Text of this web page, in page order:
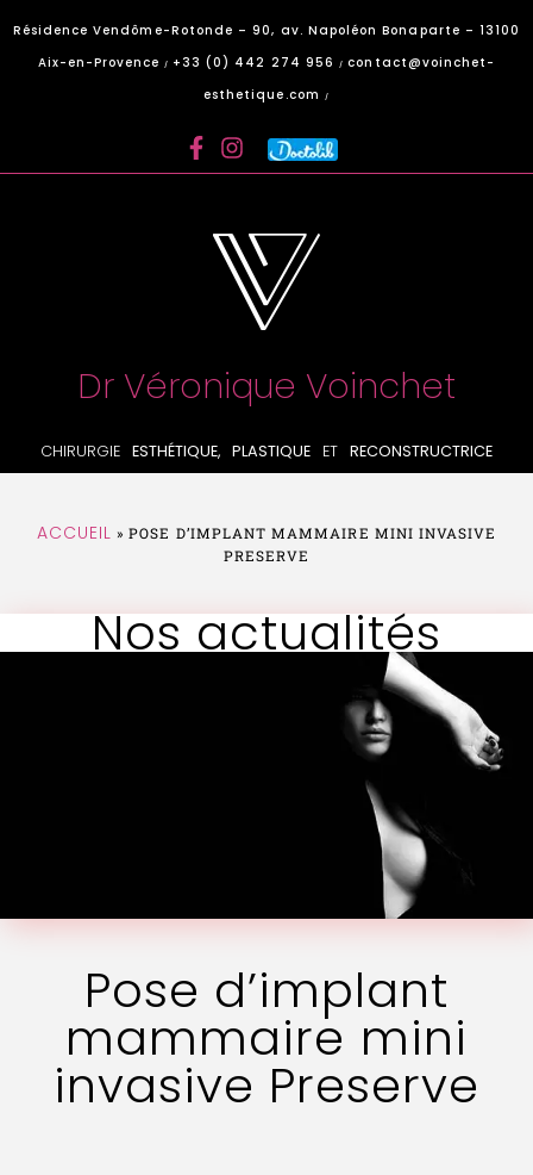
Résidence Vendôme-Rotonde – 90, av. Napoléon Bonaparte – 13100
Aix-en-Provence
/ +33 (0) 442 274 956/contact@voinchet-
esthetique.com
/
Dr Véronique Voinchet
CHIRURGIE ESTHÉTIQUE, PLASTIQUE ET RECONSTRUCTRICE
ACCUEIL »POSE D’IMPLANT MAMMAIRE MINI INVASIVE
PRESERVE
Nos actualités
Pose d’implant
mammaire mini
invasive Preserve